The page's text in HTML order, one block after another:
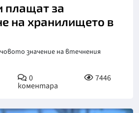
плащат за
на хранилището в
значение на втечнения
0
коментара
7446